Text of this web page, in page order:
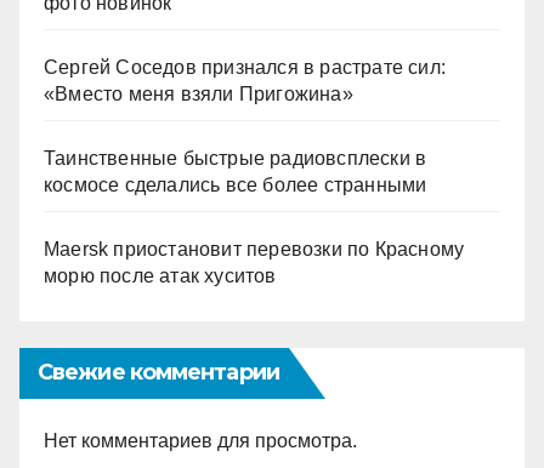
Сергей Соседов признался в растрате сил:
«Вместо меня взяли Пригожина»
Таинственные быстрые радиовсплески в
космосе сделались все более странными
Maersk приостановит перевозки по Красному
морю после атак хуситов
Свежие комментарии
Нет комментариев для просмотра.